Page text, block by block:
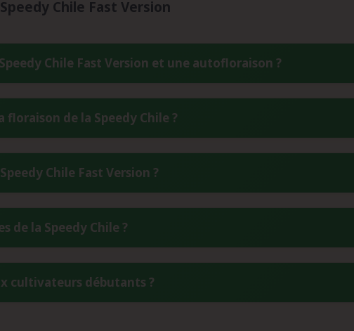
Chile Fast Version
Chile Fast Version et une autofloraison ?
donc la possibilité de contrôler la phase végétative tout en
de la Speedy Chile ?
début septembre, soit 2 à 3 semaines plus tôt que les variétés
Chile Fast Version ?
à 9% est idéale. Utilisez des contenants hermétiques avec des
de la Speedy Chile ?
aromatique du Skunk classique et l'adaptabilité de la Chile Indica
cultivateurs débutants ?